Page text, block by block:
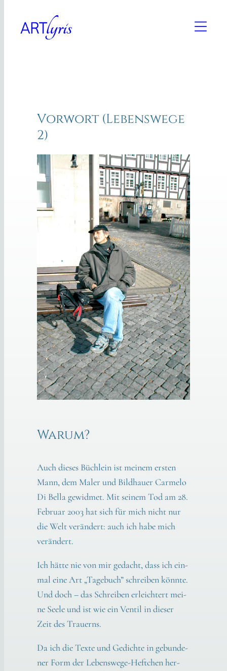
Inhalt
Vorwort (Lebenswege
2)
Warum?
Auch die­ses Büch­lein ist mei­nem ers­ten
Mann, dem Maler und Bild­hau­er Car­me­lo
Di Bel­la gewid­met. Mit sei­nem Tod am 28.
Febru­ar 2003 hat sich für mich nicht nur
die Welt ver­än­dert: auch ich habe mich
ver­än­dert.
Ich hät­te nie von mir gedacht, dass ich ein­
mal eine Art „Tage­buch” schrei­ben könn­te.
Und doch – das Schrei­ben erleich­tert mei­
ne See­le und ist wie ein Ven­til in die­ser
Zeit des Trau­erns.
Da ich die Tex­te und Gedich­te in gebun­de­
ner Form der Lebens­we­ge-Heft­chen her­